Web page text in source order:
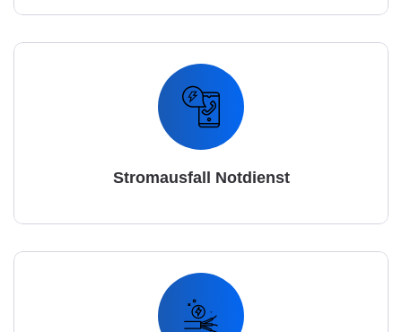
Stromausfall Notdienst